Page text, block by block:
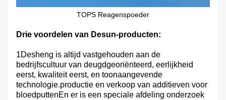
TOPS Reagenspoeder
Drie voordelen van Desun-producten:
1Desheng is altijd vastgehouden aan de
bedrijfscultuur van deugdgeoriënteerd, eerlijkheid
eerst, kwaliteit eerst, en toonaangevende
technologie.productie en verkoop van additieven voor
bloedputtenEn er is een speciale afdeling onderzoek